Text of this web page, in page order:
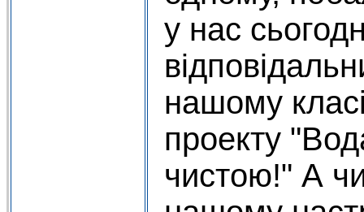
у нас
нашому
проекту
чистою!" А